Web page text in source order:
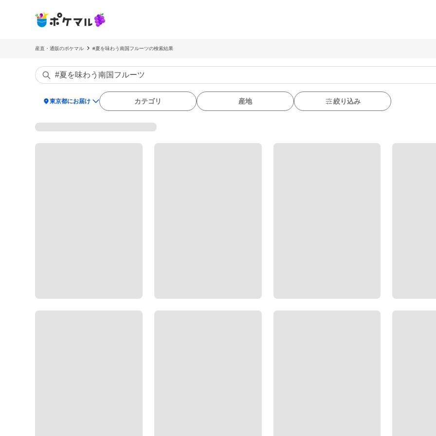
産直・通販のポケマル #夏を味わう南国フルーツの検索結果
location_on東京都にお届け カテゴリ 産地 絞り込み